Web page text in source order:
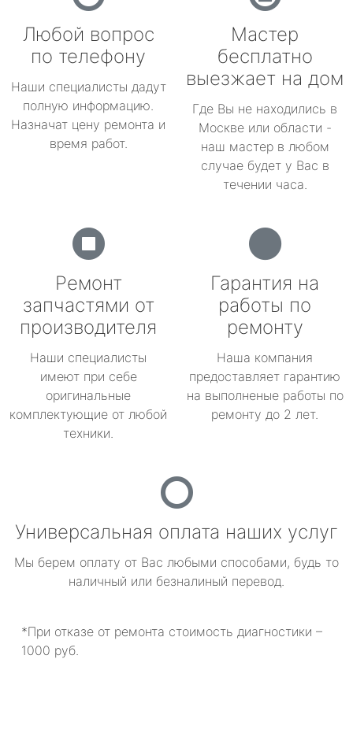
Любой вопрос
по телефону
Наши специалисты дадут
полную информацию.
Назначат цену ремонта и
время работ.
Мастер
бесплатно
выезжает на дом
Где Вы не находились в
Москве или области -
наш мастер в любом
случае будет у Вас в
течении часа.
Ремонт
запчастями от
производителя
Наши специалисты
имеют при себе
оригинальные
комплектующие от любой
техники.
Гарантия на
работы по
ремонту
Наша компания
предоставляет гарантию
на выполненые работы по
ремонту до 2 лет.
Универсальная оплата наших услуг
Мы берем оплату от Вас любыми способами, будь то
наличный или безналиный перевод.
*При отказе от ремонта стоимость диагностики –
1000 руб.